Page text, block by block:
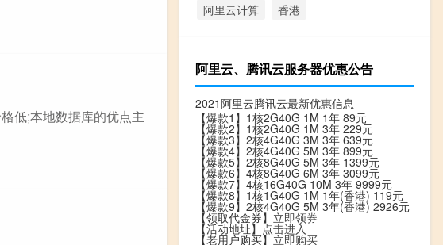
低;本地数据库的优点主
阿里云计算
香港
阿里云、腾讯云服务器优惠公告
2021阿里云腾讯云最新优惠信息
【爆款1】1核2G40G 1M 1年 89元
【爆款2】1核2G40G 1M 3年 229元
【爆款3】2核4G40G 3M 3年 639元
【爆款4】2核4G40G 5M 3年 899元
【爆款5】2核8G40G 5M 3年 1399元
【爆款6】4核8G40G 6M 3年 3099元
【爆款7】4核16G40G 10M 3年 9999元
【爆款8】1核1G40G 1M 1年(香港) 119元
【爆款9】2核4G40G 5M 3年(香港) 2926元
【领取代金券】 立即领券
【活动地址】 点击进入
【老用户购买】立即购买